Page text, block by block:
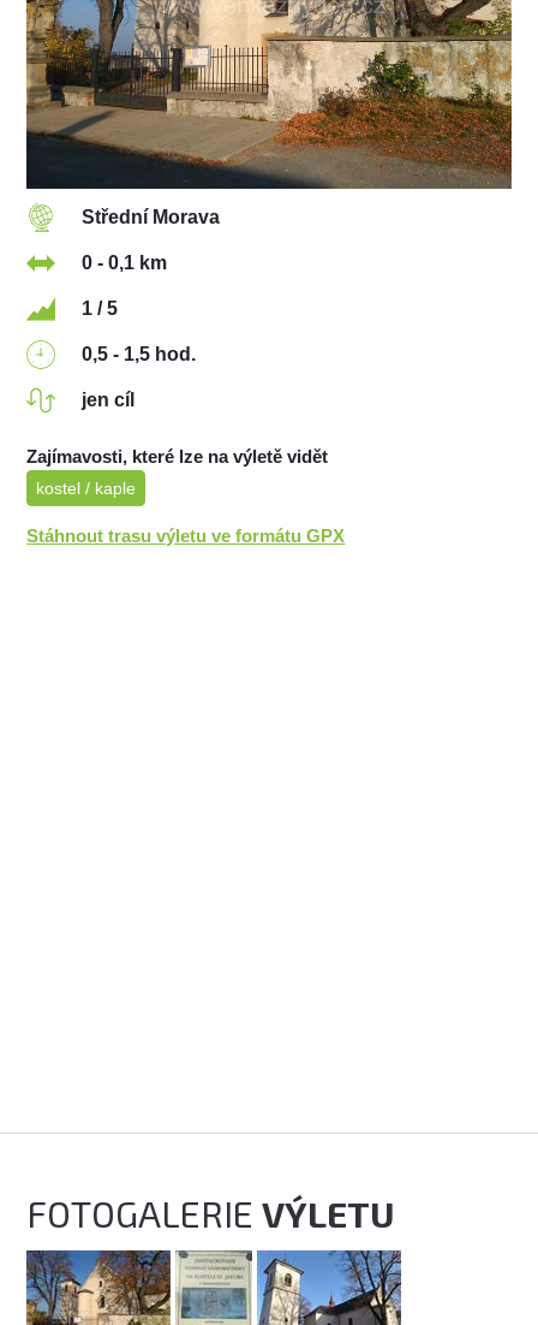
Střední Morava
0 - 0,1 km
1 / 5
0,5 - 1,5 hod.
jen cíl
Zajímavosti, které lze na výletě vidět
kostel / kaple
Stáhnout trasu výletu ve formátu GPX
FOTOGALERIEVÝLETU